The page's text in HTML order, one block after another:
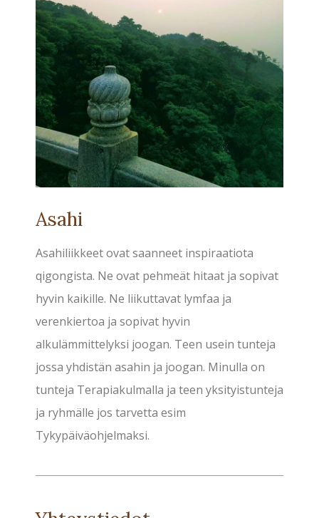
Asahi
Asahiliikkeet ovat saanneet inspiraatiota
qigongista. Ne ovat pehmeät hitaat ja sopivat
hyvin kaikille. Ne liikuttavat lymfaa ja
verenkiertoa ja sopivat hyvin
alkulämmittelyksi joogan. Teen usein tunteja
jossa yhdistän asahin ja joogan. Minulla on
tunteja Terapiakulmalla ja teen yksityistunteja
ja ryhmälle jos tarvetta esim
Tykypäiväohjelmaksi.